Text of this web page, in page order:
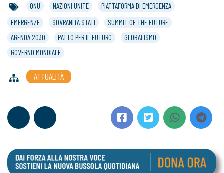
ONU NAZIONI UNITE
PIATTAFORMA DI EMERGENZA
EMERGENZE
SOVRANITÀ STATI
SUMMIT OF THE FUTURE
AGENDA 2030
PATTO PER IL FUTURO
GLOBALISMO
GOVERNO MONDIALE
ATTUALITÀ